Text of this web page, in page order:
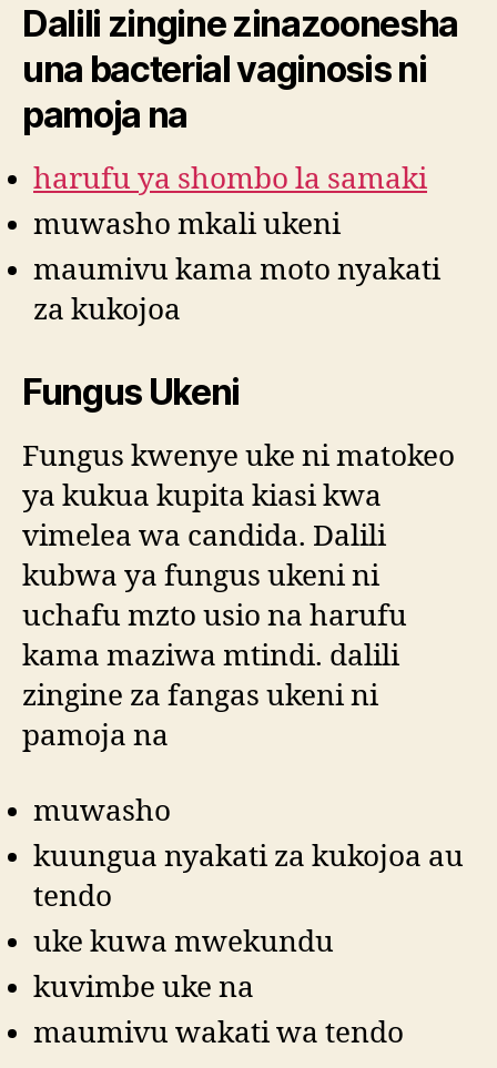
Dalili zingine zinazoonesha
una bacterial vaginosis ni
pamoja na
harufu ya shombo la samaki
muwasho mkali ukeni
maumivu kama moto nyakati
za kukojoa
Fungus Ukeni
Fungus kwenye uke ni matokeo
ya kukua kupita kiasi kwa
vimelea wa candida. Dalili
kubwa ya fungus ukeni ni
uchafu mzto usio na harufu
kama maziwa mtindi. dalili
zingine za fangas ukeni ni
pamoja na
muwasho
kuungua nyakati za kukojoa au
tendo
uke kuwa mwekundu
kuvimbe uke na
maumivu wakati wa tendo